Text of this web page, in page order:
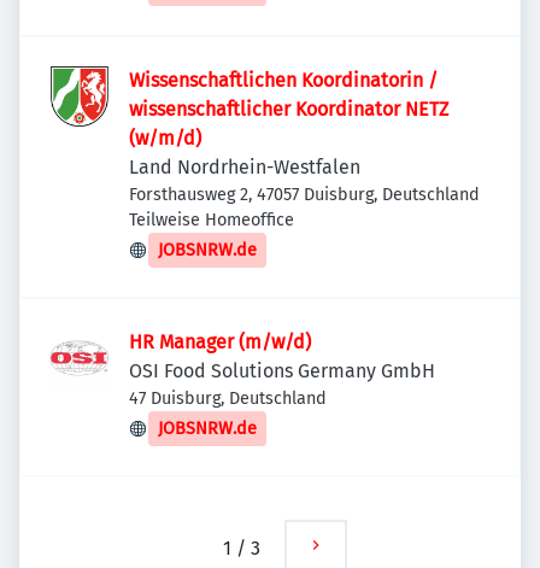
Wissenschaftlichen Koordinatorin /
wissenschaftlicher Koordinator NETZ
(w/m/d)
Land Nordrhein-Westfalen
Forsthausweg 2, 47057 Duisburg, Deutschland
Teilweise Homeoffice
JOBSNRW.de
HR Manager (m/w/d)
OSI Food Solutions Germany GmbH
47 Duisburg, Deutschland
JOBSNRW.de
1 / 3